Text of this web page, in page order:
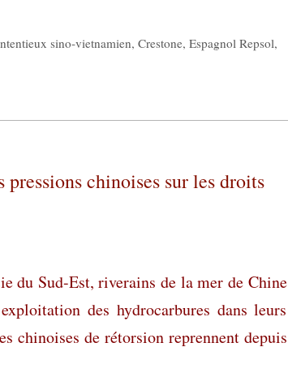
sino-vietnamien,Crestone,Espagnol Repsol,
chinoises sur les droits
du Sud-Est, riverains de la mer de Chine
des hydrocarbures dans leurs
chinoises de rétorsion reprennent depuis